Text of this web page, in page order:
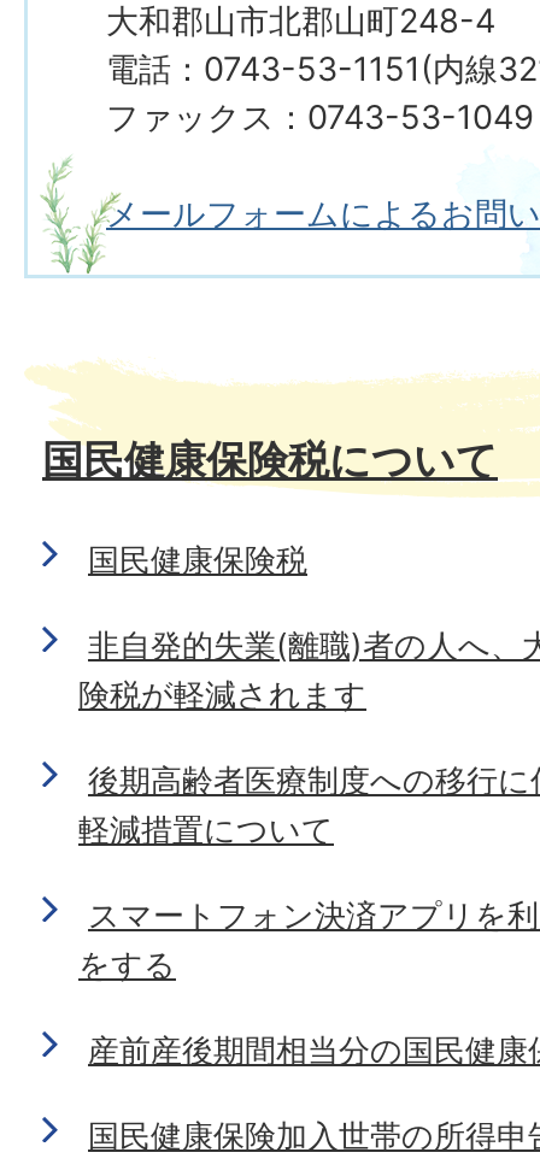
大和郡山市北郡山町248-4
電話：0743-53-1151(内線
ファックス：0743-53-1049
メールフォームによるお問
国民健康保険税について
国民健康保険税
非自発的失業(離職)者の人へ、
険税が軽減されます
後期高齢者医療制度への移行
軽減措置について
スマートフォン決済アプリを
をする
産前産後期間相当分の国民健
国民健康保険加入世帯の所得